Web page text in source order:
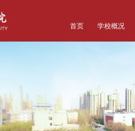
首页 学校概况